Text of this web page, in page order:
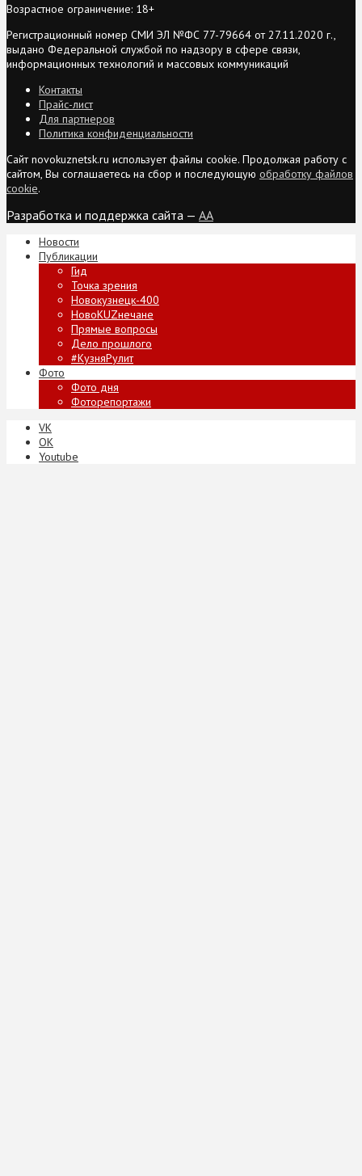
Возрастное ограничение: 18+
Регистрационный номер СМИ ЭЛ №ФС 77-79664 от 27.11.2020 г.,
выдано Федеральной службой по надзору в сфере связи,
информационных технологий и массовых коммуникаций
Контакты
Прайс-лист
Для партнеров
Политика конфиденциальности
Сайт novokuznetsk.ru использует файлы cookie. Продолжая работу с
сайтом, Вы соглашаетесь на сбор и последующую обработку файлов
cookie.
Разработка и поддержка сайта — AA
Новости
Публикации
Гид
Точка зрения
Новокузнецк-400
НовоKUZнечане
Прямые вопросы
Дело прошлого
#КузняРулит
Фото
Фото дня
Фоторепортажи
VK
ОК
Youtube